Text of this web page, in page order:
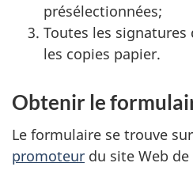
présélectionnées;
Toutes les
les copies papier.
Obtenir le
Le formulaire se trouve
promoteur du site Web de